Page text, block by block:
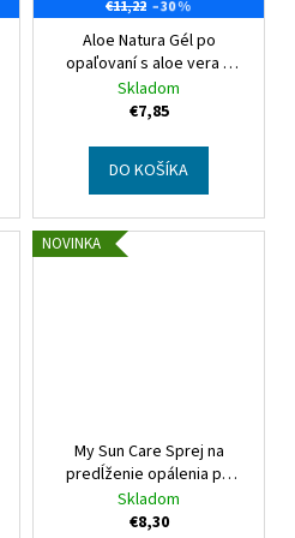
€11,22 –30 %
Aloe Natura Gél po
opaľovaní s aloe vera a
granátovým jablkom
Natura After Sun Gel Aloe
Skladom
€7,85
DO KOŠÍKA
NOVINKA
My Sun Care Sprej na
predĺženie opálenia po
opaľovaníOlivOlio My Sun
Care After Sun Tan
Skladom
€8,30